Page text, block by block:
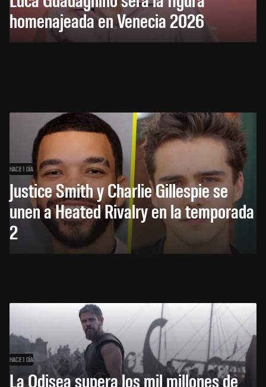
homenajeada en Venecia 2026
HACE 1 DÍA
Justice Smith y Charlie Gillespie se
unen a Heated Rivalry en la temporada
2
HACE 1 DÍA
La Odisea supera los mil millones de